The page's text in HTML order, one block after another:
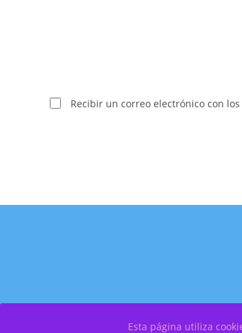
Recibir un correo electrónico con
Copyright 2026 – Por OscarXavier Diseño
Esta página utiliza